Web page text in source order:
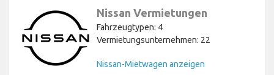
Nissan Vermietungen
Fahrzeugtypen: 4
Vermietungsunternehmen: 22
Nissan-Mietwagen anzeigen